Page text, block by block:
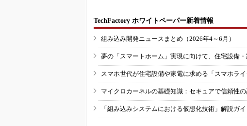
TechFactory ホワイトペーパー新着情報
組み込み開発ニュースまとめ（2026年4～6月）
夢の「スマートホーム」実現に向けて、住宅設備
スマホ世代が住宅設備や家電に求める「スマホラ
マイクロカーネルの基礎知識：セキュアで信頼性
「組み込みシステムにおける仮想化技術」解説ガ